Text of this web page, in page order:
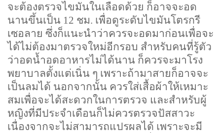
จะต้องตรวจไขมันในเลือดด้วย ก็อาจจะอด
นานขึ้นเป็น 12 ชม. เพื่อดูระดับไขมันโตรกรี
เซอลาย ซึ่งก็แนะนำว่าควรจะอดมาก่อนเพื่อจะ
ได้ไม่ต้องมาตรวจใหม่อีกรอบ สำหรับคนที่รู้ตัว
ว่าอดน้ำอดอาหารไม่ได้นาน ก็ควรจะมาโรง
พยาบาลตั้งแต่เนิ่น ๆ เพราะถ้ามาสายก็อาจจะ
เป็นลมได้ นอกจากนั้น ควรใส่เสื้อผ้าให้เหมาะ
สมเพื่อจะได้สะดวกในการตรวจ และสำหรับผู้
หญิงที่มีประจำเดือนก็ไม่ควรตรวจปัสสาวะ
เนื่องจากจะไม่สามารถแปรผลได้ เพราะจะมี